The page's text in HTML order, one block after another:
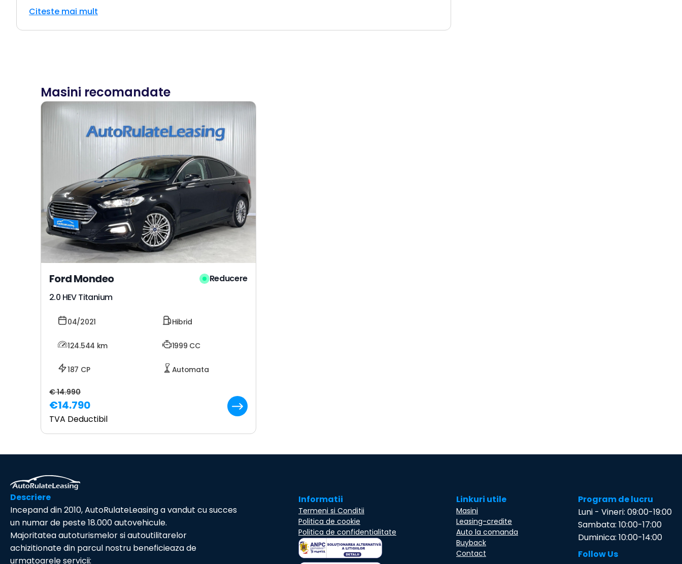
Citeste mai mult
Masini recomandate
Ford Mondeo
2.0 HEV Titanium
Reducere
04/2021 Hibrid
124.544 km 1999 CC
187 CP Automata
€ 14.990
€14.790
TVA Deductibil
Descriere
Incepand din 2010, AutoRulateLeasing a vandut cu succes
un numar de peste 18.000 autovehicule.
Majoritatea autoturismelor si autoutilitarelor
achizitionate din parcul nostru beneficieaza de
urmatoarele servicii:
Informatii
Termeni si Conditii
Politica de cookie
Politica de confidentialitate
Linkuri utile
Masini
Leasing-credite
Auto la comanda
Buyback
Contact
Program de lucru
Luni - Vineri: 09:00-19:00
Sambata: 10:00-17:00
Duminica: 10:00-14:00
Follow Us